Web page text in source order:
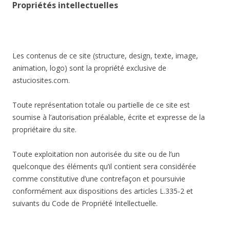
Propriétés intellectuelles
Les contenus de ce site (structure, design, texte, image,
animation, logo) sont la propriété exclusive de
astuciosites.com.
Toute représentation totale ou partielle de ce site est
soumise à l’autorisation préalable, écrite et expresse de la
propriétaire du site.
Toute exploitation non autorisée du site ou de l’un
quelconque des éléments qu’il contient sera considérée
comme constitutive d’une contrefaçon et poursuivie
conformément aux dispositions des articles L.335-2 et
suivants du Code de Propriété Intellectuelle.